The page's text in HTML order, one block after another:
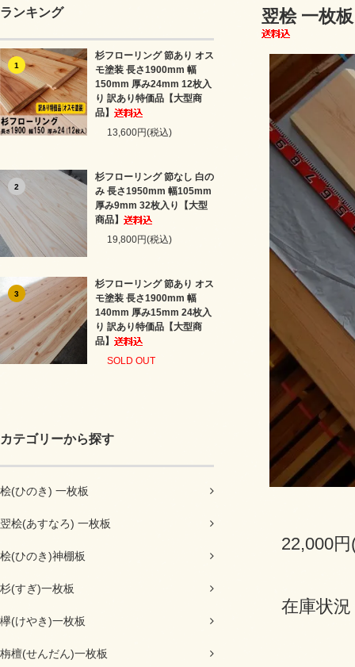
ランキング
1
杉フローリング 節あり オス
モ塗装 長さ1900mm 幅
150mm 厚み24mm 12枚入
り 訳あり特価品【大型商
品】
13,600円(税込)
2
杉フローリング 節なし 白の
み 長さ1950mm 幅105mm
厚み9mm 32枚入り【大型
商品】
19,800円(税込)
3
杉フローリング 節あり オス
モ塗装 長さ1900mm 幅
140mm 厚み15mm 24枚入
り 訳あり特価品【大型商
品】
SOLD OUT
カテゴリーから探す
桧(ひのき) 一枚板
翌桧(あすなろ) 一枚板
桧(ひのき)神棚板
杉(すぎ)一枚板
欅(けやき)一枚板
栴檀(せんだん)一枚板
翌桧 一枚
22,000
在庫状